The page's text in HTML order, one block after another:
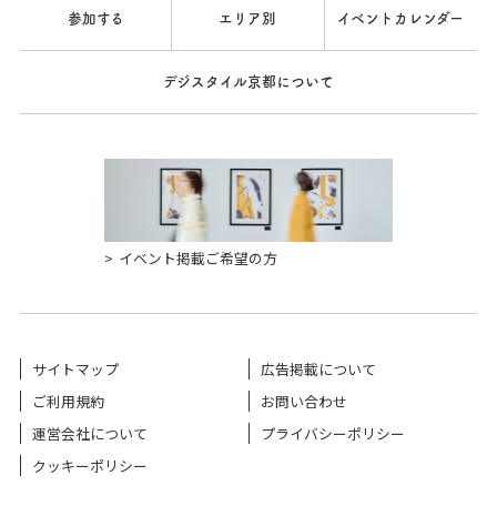
参加する エリア別 イベントカレンダー
デジスタイル京都について
イベント掲載ご希望の方
サイトマップ
広告掲載について
ご利用規約
お問い合わせ
運営会社について
プライバシーポリシー
クッキーポリシー